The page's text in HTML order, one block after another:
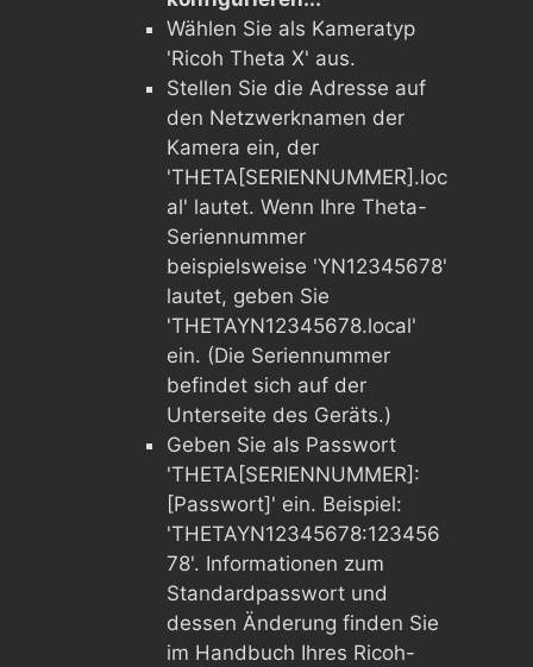
Wählen Sie als Kameratyp
'Ricoh Theta X' aus.
Stellen Sie die Adresse auf
den Netzwerknamen der
Kamera ein, der
'THETA[SERIENNUMMER].loc
al' lautet. Wenn Ihre Theta-
Seriennummer
beispielsweise 'YN12345678'
lautet, geben Sie
'THETAYN12345678.local'
ein. (Die Seriennummer
befindet sich auf der
Unterseite des Geräts.)
Geben Sie als Passwort
'THETA[SERIENNUMMER]:
[Passwort]' ein. Beispiel:
'THETAYN12345678:123456
78'. Informationen zum
Standardpasswort und
dessen Änderung finden Sie
im Handbuch Ihres Ricoh-